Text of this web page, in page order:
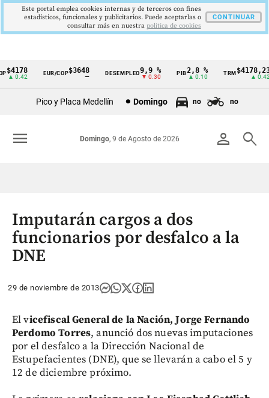
Cintillo
Colombia
$4178
▲ 0.42
EUR/COP$3648 DESEMPLEO 9,9 %
▼ 0.30
PIB2,8 %
▲ 0.10
TRM$4178,23
▲ 0.42
Pico y Placa Medellín Domingo no no
person search
Domingo, 9 de Agosto de 2026
menu
Imputarán cargos a dos
funcionarios por desfalco a la
DNE
29 de noviembre de 2013
El vicefiscal General de la Nación, Jorge Fernando
Perdomo Torres, anunció dos nuevas imputaciones
por el desfalco a la Dirección Nacional de
Estupefacientes (DNE), que se llevarán a cabo el 5 y
12 de diciembre próximo.
Este portal emplea cookies internas y de terceros con fines
estadísticos, funcionales y publicitarios. Puede aceptarlas o
consultar más en nuestra politica de cookies
CONTINUAR